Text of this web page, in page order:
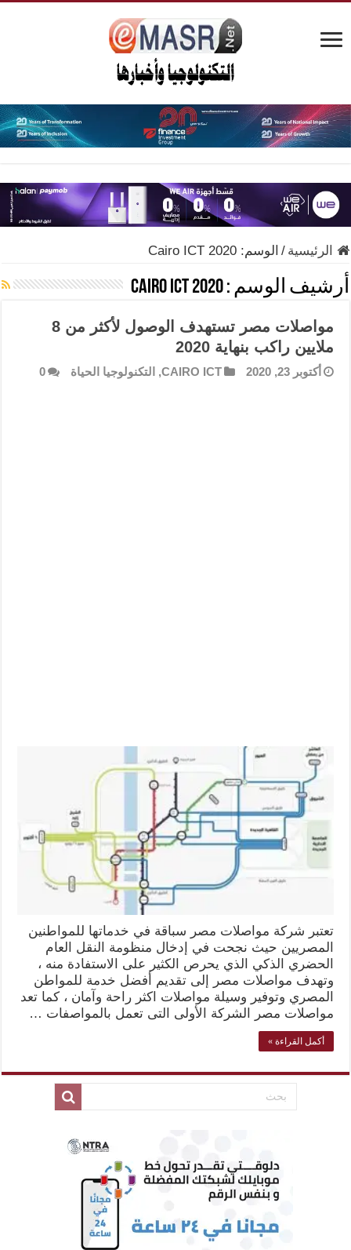
الرئيسية / الوسم:2020 Cairo ICT
أرشيف الوسم :2020 Cairo ICT
مواصلات مصر تستهدف الوصول لأكثر من 8
ملايين راكب بنهاية 2020
أكتوبر 23, 2020 CAIRO ICT
, التكنولوجيا الحياة 0
تعتبر شركة مواصلات مصر سباقة في خدماتها للمواطنين
المصريين حيث نجحت في إدخال منظومة النقل العام
الحضري الذكي الذي يحرص الكثير على الاستفادة منه ،
وتهدف مواصلات مصر إلى تقديم أفضل خدمة للمواطن
المصري وتوفير وسيلة مواصلات اكثر راحة وآمان ، كما تعد
مواصلات مصر الشركة الأولى التى تعمل بالمواصفات …
أكمل القراءة »